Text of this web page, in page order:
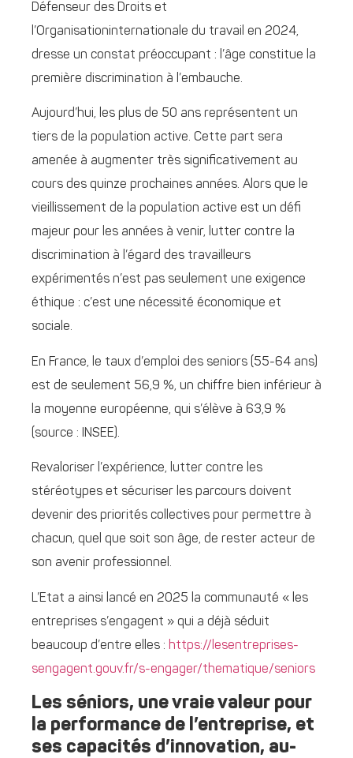
Défenseur des Droits et
l’Organisationinternationale du travail en 2024,
dresse un constat préoccupant : l’âge constitue la
première discrimination à l’embauche.
Aujourd’hui, les plus de 50 ans représentent un
tiers de la population active. Cette part sera
amenée à augmenter très significativement au
cours des quinze prochaines années. Alors que le
vieillissement de la population active est un défi
majeur pour les années à venir, lutter contre la
discrimination à l’égard des travailleurs
expérimentés n’est pas seulement une exigence
éthique : c’est une nécessité économique et
sociale.
En France, le taux d’emploi des seniors (55-64 ans)
est de seulement 56,9 %, un chiffre bien inférieur à
la moyenne européenne, qui s’élève à 63,9 %
(source : INSEE).
Revaloriser l’expérience, lutter contre les
stéréotypes et sécuriser les parcours doivent
devenir des priorités collectives pour permettre à
chacun, quel que soit son âge, de rester acteur de
son avenir professionnel.
L’Etat a ainsi lancé en 2025 la communauté « les
entreprises s’engagent » qui a déjà séduit
beaucoup d’entre elles : https://lesentreprises-
sengagent.gouv.fr/s-engager/thematique/seniors
Les séniors, une vraie valeur pour
la performance de l’entreprise, et
ses capacités d’innovation, au-